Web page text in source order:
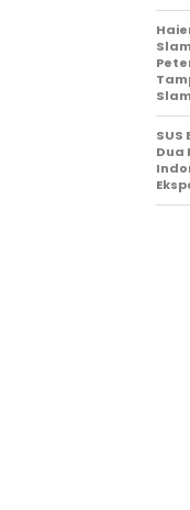
Slam
SUS
Dua